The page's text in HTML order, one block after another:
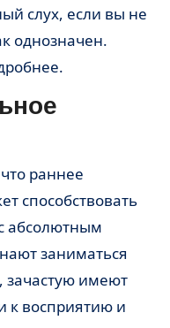
слух, если вы не
однозначен.
раннее
способствовать
абсолютным
заниматься
зачастую имеют
к восприятию и